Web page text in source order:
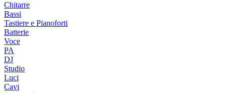
Chitarre
Bassi
Tastiere e Pianoforti
Batterie
Voce
PA
DJ
Studio
Luci
Cavi